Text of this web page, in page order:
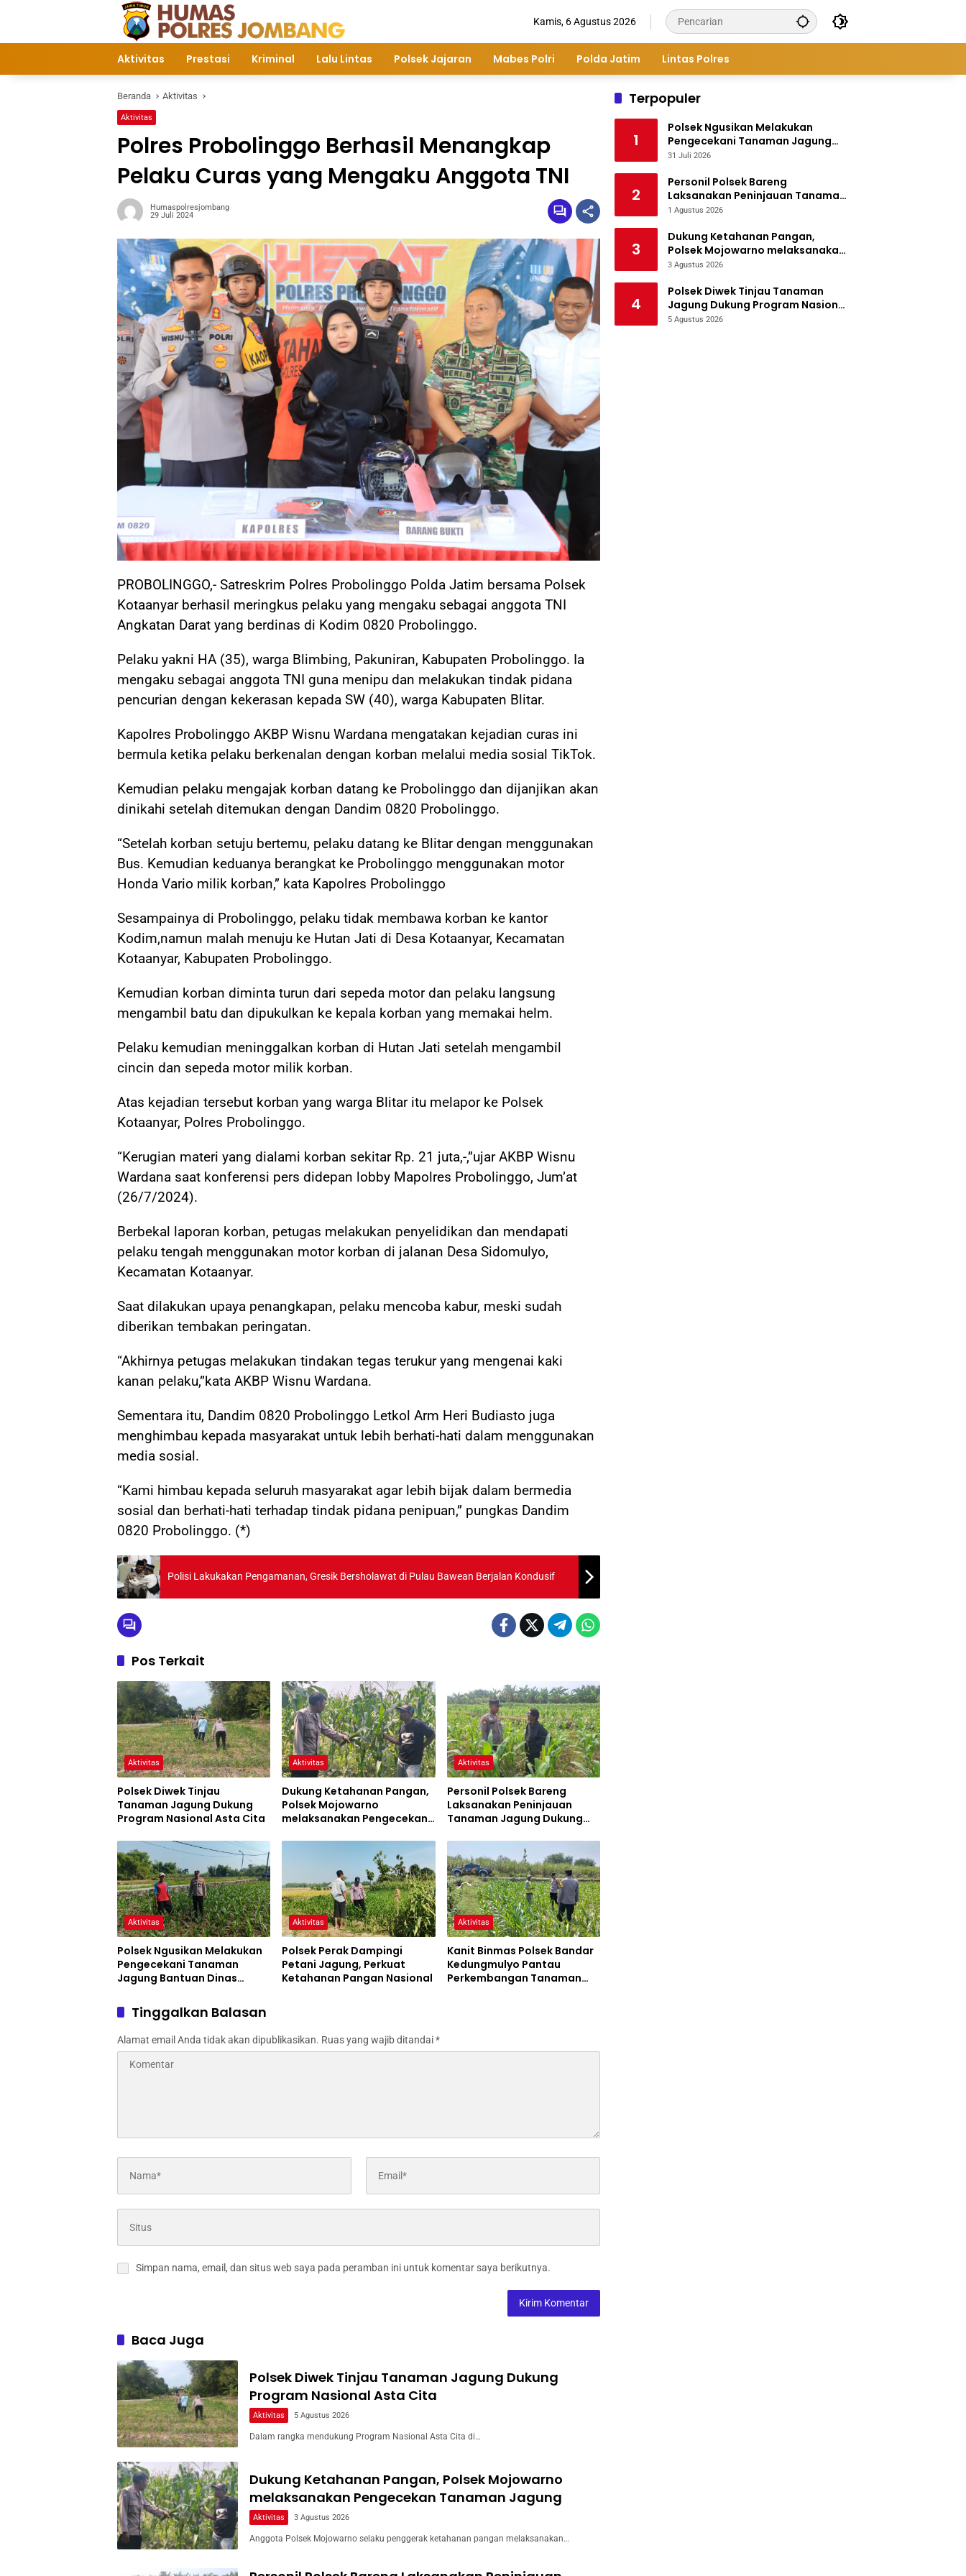
Kamis, 6 Agustus 2026
Aktivitas Prestasi Kriminal Lalu Lintas Polsek Jajaran Mabes Polri Polda Jatim Lintas Polres
Beranda Aktivitas
Aktivitas
Polres Probolinggo Berhasil Menangkap
Pelaku Curas yang Mengaku Anggota TNI
Humaspolresjombang
29 Juli 2024
PROBOLINGGO,- Satreskrim Polres Probolinggo Polda Jatim bersama Polsek
Kotaanyar berhasil meringkus pelaku yang mengaku sebagai anggota TNI
Angkatan Darat yang berdinas di Kodim 0820 Probolinggo.
Pelaku yakni HA (35), warga Blimbing, Pakuniran, Kabupaten Probolinggo. Ia
mengaku sebagai anggota TNI guna menipu dan melakukan tindak pidana
pencurian dengan kekerasan kepada SW (40), warga Kabupaten Blitar.
Kapolres Probolinggo AKBP Wisnu Wardana mengatakan kejadian curas ini
bermula ketika pelaku berkenalan dengan korban melalui media sosial TikTok.
Kemudian pelaku mengajak korban datang ke Probolinggo dan dijanjikan akan
dinikahi setelah ditemukan dengan Dandim 0820 Probolinggo.
“Setelah korban setuju bertemu, pelaku datang ke Blitar dengan menggunakan
Bus. Kemudian keduanya berangkat ke Probolinggo menggunakan motor
Honda Vario milik korban,” kata Kapolres Probolinggo
Sesampainya di Probolinggo, pelaku tidak membawa korban ke kantor
Kodim,namun malah menuju ke Hutan Jati di Desa Kotaanyar, Kecamatan
Kotaanyar, Kabupaten Probolinggo.
Kemudian korban diminta turun dari sepeda motor dan pelaku langsung
mengambil batu dan dipukulkan ke kepala korban yang memakai helm.
Pelaku kemudian meninggalkan korban di Hutan Jati setelah mengambil
cincin dan sepeda motor milik korban.
Atas kejadian tersebut korban yang warga Blitar itu melapor ke Polsek
Kotaanyar, Polres Probolinggo.
“Kerugian materi yang dialami korban sekitar Rp. 21 juta,-,”ujar AKBP Wisnu
Wardana saat konferensi pers didepan lobby Mapolres Probolinggo, Jum’at
(26/7/2024).
Berbekal laporan korban, petugas melakukan penyelidikan dan mendapati
pelaku tengah menggunakan motor korban di jalanan Desa Sidomulyo,
Kecamatan Kotaanyar.
Saat dilakukan upaya penangkapan, pelaku mencoba kabur, meski sudah
diberikan tembakan peringatan.
“Akhirnya petugas melakukan tindakan tegas terukur yang mengenai kaki
kanan pelaku,”kata AKBP Wisnu Wardana.
Sementara itu, Dandim 0820 Probolinggo Letkol Arm Heri Budiasto juga
menghimbau kepada masyarakat untuk lebih berhati-hati dalam menggunakan
media sosial.
“Kami himbau kepada seluruh masyarakat agar lebih bijak dalam bermedia
sosial dan berhati-hati terhadap tindak pidana penipuan,” pungkas Dandim
0820 Probolinggo. (*)
Polisi Lakukakan Pengamanan, Gresik Bersholawat di Pulau Bawean Berjalan Kondusif
Pos Terkait
Aktivitas
Polsek Diwek Tinjau
Tanaman Jagung Dukung
Program Nasional Asta Cita
Aktivitas
Dukung Ketahanan Pangan,
Polsek Mojowarno
melaksanakan Pengecekan
Aktivitas
Personil Polsek Bareng
Laksanakan Peninjauan
Tanaman Jagung Dukung
Aktivitas
Polsek Ngusikan Melakukan
Pengecekani Tanaman
Jagung Bantuan Dinas
Jombang
Aktivitas
Polsek Perak Dampingi
Petani Jagung, Perkuat
Ketahanan Pangan Nasional
Aktivitas
Kanit Binmas Polsek Bandar
Kedungmulyo Pantau
Perkembangan Tanaman
Tinggalkan Balasan
Alamat email Anda tidak akan dipublikasikan. Ruas yang wajib ditandai*
Simpan nama, email, dan situs web saya pada peramban ini untuk komentar saya berikutnya.
Baca Juga
Polsek Diwek Tinjau Tanaman Jagung Dukung
Program Nasional Asta Cita
Aktivitas 5 Agustus 2026
Dalam rangka mendukung Program Nasional Asta Cita di…
Dukung Ketahanan Pangan, Polsek Mojowarno
melaksanakan Pengecekan Tanaman Jagung
Aktivitas 3 Agustus 2026
Anggota Polsek Mojowarno selaku penggerak ketahanan pangan melaksanakan…
Terpopuler
1
Polsek Ngusikan Melakukan
Pengecekani Tanaman Jagung
Bantuan Dinas Pertanian melalui
31 Juli 2026
2
Personil Polsek Bareng
Laksanakan Peninjauan Tanaman
Jagung Dukung Program
1 Agustus 2026
3
Dukung Ketahanan Pangan,
Polsek Mojowarno melaksanakan
Pengecekan Tanaman Jagung
3 Agustus 2026
4
Polsek Diwek Tinjau Tanaman
Jagung Dukung Program Nasional
Asta Cita
5 Agustus 2026